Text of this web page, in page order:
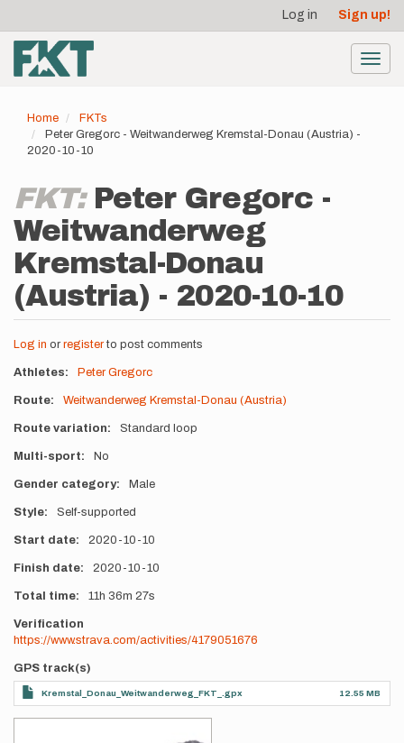
main
content
account
menu
Log in Sign up!
Home
FKTs
Peter Gregorc - Weitwanderweg Kremstal-Donau (Austria) -
2020-10-10
FKT: Peter Gregorc -
Weitwanderweg
Kremstal-Donau
(Austria) - 2020-10-10
Log in or registerto post comments
Athletes Peter Gregorc
Route Weitwanderweg Kremstal-Donau (Austria)
Route variation Standard loop
Multi-sport No
Gender category Male
Style Self-supported
Start date 2020-10-10
Finish date 2020-10-10
Total time 11h 36m 27s
Verification
https://www.strava.com/activities/4179051676
GPS track(s)
Kremstal_Donau_Weitwanderweg_FKT_.gpx 12.55 MB